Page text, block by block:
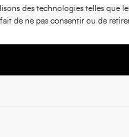
des technologies telles
de ne pas consentir ou de